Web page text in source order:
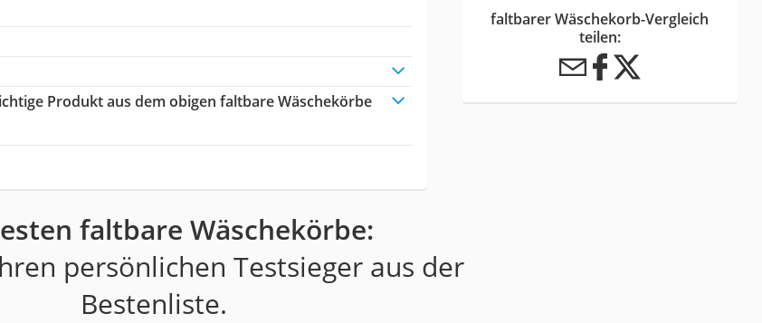
Produkt aus dem obigen faltbare Wäschekörbe
faltbarer Wäschekorb-Vergleich
teilen:
faltbare Wäschekörbe:
persönlichen Testsieger aus der
Bestenliste.